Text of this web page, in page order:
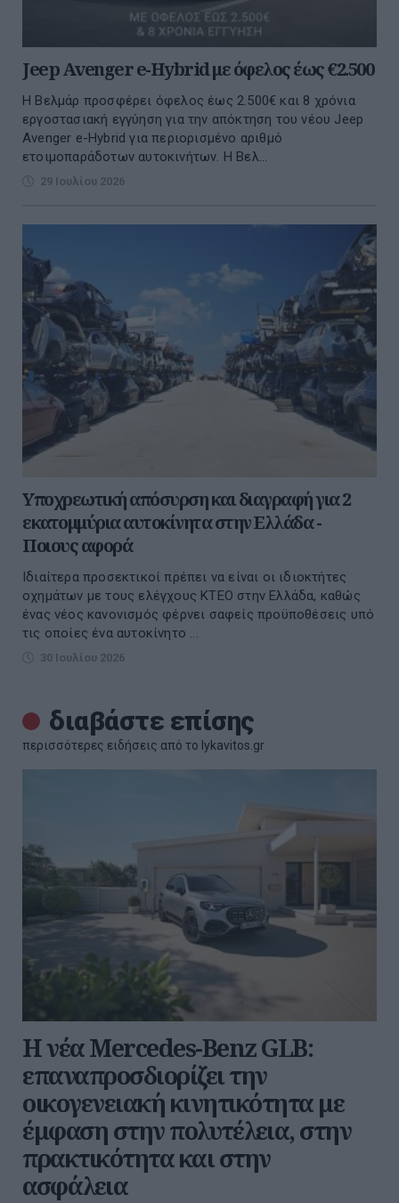
Jeep Avenger e-Hybrid με όφελος έως €2.500
Η Βελμάρ προσφέρει όφελος έως 2.500€ και 8 χρόνια
εργοστασιακή εγγύηση για την απόκτηση του νέου Jeep
Avenger e-Hybrid για περιορισμένο αριθμό
ετοιμοπαράδοτων αυτοκινήτων. Η Βελ...
29 Ιουλίου 2026
Υποχρεωτική απόσυρση και διαγραφή για 2
εκατομμύρια αυτοκίνητα στην Ελλάδα -
Ποιους αφορά
Ιδιαίτερα προσεκτικοί πρέπει να είναι οι ιδιοκτήτες
οχημάτων με τους ελέγχους ΚΤΕΟ στην Ελλάδα, καθώς
ένας νέος κανονισμός φέρνει σαφείς προϋποθέσεις υπό
τις οποίες ένα αυτοκίνητο ...
30 Ιουλίου 2026
διαβάστε επίσης
περισσότερες ειδήσεις από το lykavitos.gr
Η νέα Mercedes-Benz GLB:
επαναπροσδιορίζει την
οικογενειακή κινητικότητα με
έμφαση στην πολυτέλεια, στην
πρακτικότητα και στην
ασφάλεια